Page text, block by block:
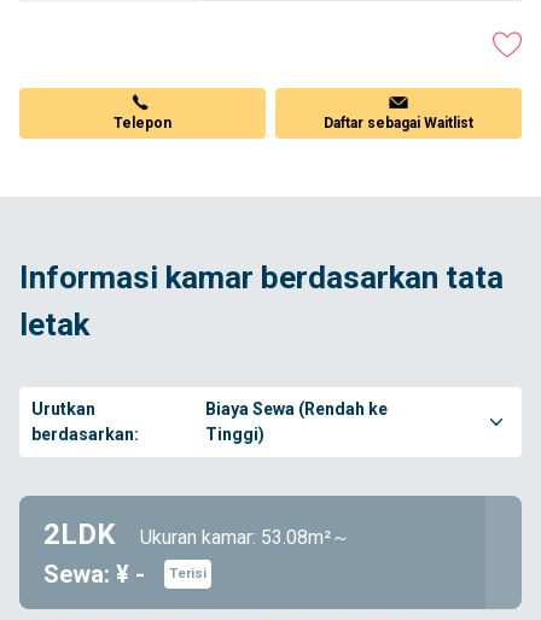
Telepon Daftar sebagai Waitlist
Informasi kamar berdasarkan tata
letak
Urutkan
berdasarkan:
Biaya Sewa (Rendah ke
Tinggi)
2LDK Ukuran kamar: 53.08m²～
Sewa: ¥ - Terisi